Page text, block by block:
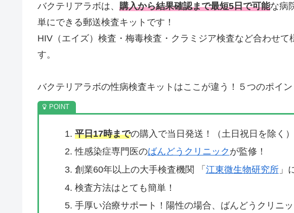
バクテリアラボは、 購入から結果確認まで最短5日で可能な病
単にできる郵送検査キットです！
HIV（エイズ）検査・梅毒検査・クラミジア検査など合わせて
す。
バクテリアラボの性病検査キットはここが違う！５つのポイン
平日17時までの購入で当日発送！（土日祝日を除く）
性感染症専門医のばんどうクリニック が監修！
創業60年以上の大手検査機関 「 江東微生物研究所」
検査方法はとても簡単！
手厚い治療サポート！陽性の場合、ばんどうクリニ